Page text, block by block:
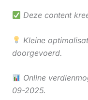
Deze content
Kleine
doorgevoerd.
Online
09-2025.